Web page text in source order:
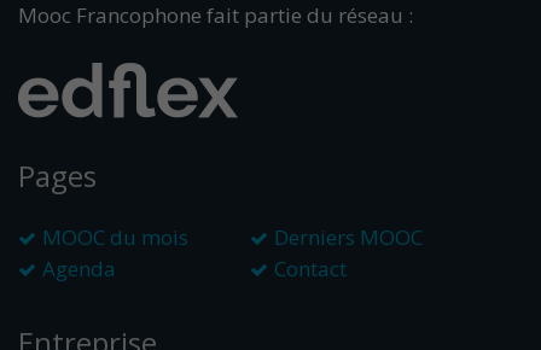
Mooc Francophone fait partie du réseau :
Pages
MOOC du mois
Derniers MOOC
Agenda
Contact